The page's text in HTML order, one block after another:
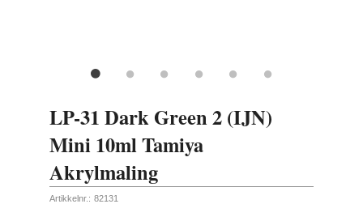
LP-31 Dark Green 2 (IJN)
Mini 10ml Tamiya
Akrylmaling
Artikkelnr.: 82131